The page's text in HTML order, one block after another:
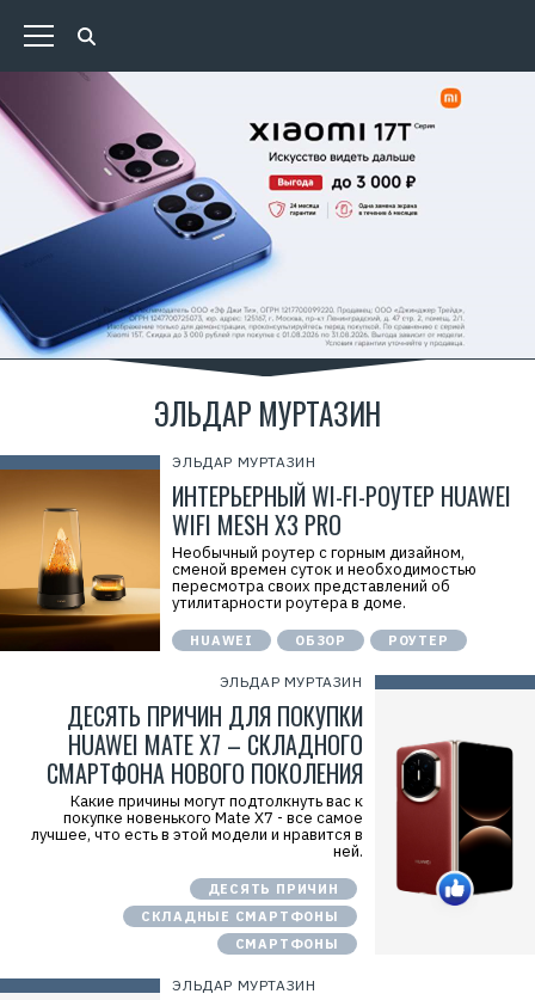
ЭЛЬДАР МУРТАЗИН
ЭЛЬДАР МУРТАЗИН
ИНТЕРЬЕРНЫЙ WI-FI-РОУТЕР HUAWEI
WIFI MESH X3 PRO
Необычный роутер с горным дизайном,
сменой времен суток и необходимостью
пересмотра своих представлений об
утилитарности роутера в доме.
HUAWEI ОБЗОР РОУТЕР
ЭЛЬДАР МУРТАЗИН
ДЕСЯТЬ ПРИЧИН ДЛЯ ПОКУПКИ
HUAWEI MATE X7 – СКЛАДНОГО
СМАРТФОНА НОВОГО ПОКОЛЕНИЯ
Какие причины могут подтолкнуть вас к
покупке новенького Mate X7 - все самое
лучшее, что есть в этой модели и нравится в
ней.
ДЕСЯТЬ ПРИЧИН
СКЛАДНЫЕ СМАРТФОНЫ
СМАРТФОНЫ
ЭЛЬДАР МУРТАЗИН